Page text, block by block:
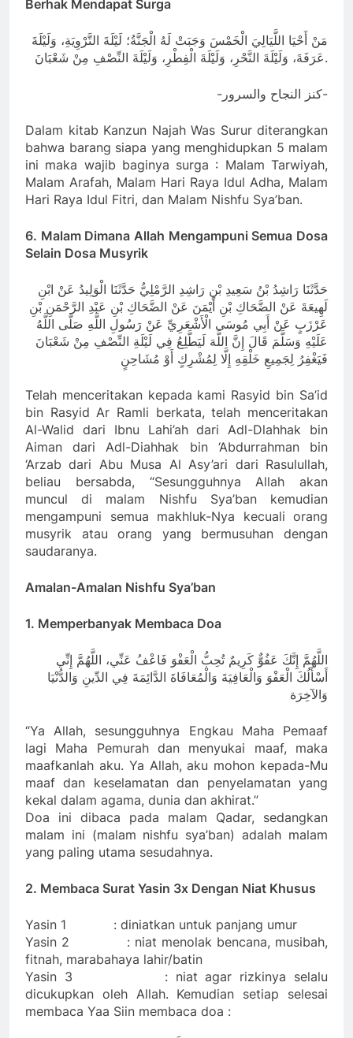
Berhak Mendapat Surga
مَنْ أَحْيَا اللَّيَالِيَ الْخَمْسَ وَجَبَتْ لَهُ الْجَنَّةُ؛ لَيْلَةَ التَّرْوِيَةِ، وَلَيْلَةَ
عَرَفَةَ، وَلَيْلَةَ النَّحْرِ، وَلَيْلَةَ الْفِطْرِ، وَلَيْلَةَ النِّصْفِ مِنْ شَعْبَانَ.
-كنز النجاح والسرور-
Dalam kitab Kanzun Najah Was Surur diterangkan
bahwa barang siapa yang menghidupkan 5 malam
ini maka wajib baginya surga : Malam Tarwiyah,
Malam Arafah, Malam Hari Raya Idul Adha, Malam
Hari Raya Idul Fitri, dan Malam Nishfu Sya’ban.
6. Malam Dimana Allah Mengampuni Semua Dosa
Selain Dosa Musyrik
حَدَّثَنَا رَاشِدُ بْنُ سَعِيدِ بْنِ رَاشِدِ الرَّمْلِيُّ حَدَّثَنَا الْوَلِيدُ عَنْ ابْنِ
لَهِيعَةَ عَنْ الضَّحَاكِ بْنِ أَيْمَنَ عَنْ الضَّحَاكِ بْنِ عَبْدِ الرَّحْمَنِ بْنِ
عَرْزَبٍ عَنْ أَبِي مُوسَى الْأَشْعَرِيِّ عَنْ رَسُولِ اللَّهِ صَلَّى اللَّهُ
عَلَيْهِ وَسَلَّمَ قَالَ إِنَّ اللَّهَ لَيَطَّلِعُ فِي لَيْلَةِ النِّصْفِ مِنْ شَعْبَانَ
فَيَغْفِرُ لِجَمِيعِ خَلْقِهِ إِلَّا لِمُشْرِكٍ أَوْ مُشَاحِنٍ
Telah menceritakan kepada kami Rasyid bin Sa’id
bin Rasyid Ar Ramli berkata, telah menceritakan
Al-Walid dari Ibnu Lahi’ah dari Adl-Dlahhak bin
Aiman dari Adl-Diahhak bin ‘Abdurrahman bin
‘Arzab dari Abu Musa Al Asy’ari dari Rasulullah,
beliau bersabda, “Sesungguhnya Allah akan
muncul di malam Nishfu Sya’ban kemudian
mengampuni semua makhluk-Nya kecuali orang
musyrik atau orang yang bermusuhan dengan
saudaranya.
Amalan-Amalan Nishfu Sya’ban
1. Memperbanyak Membaca Doa
اللَّهُمَّ إِنَّكَ عَفُوٌّ كَرِيمٌ تُحِبُّ الْعَفْوَ فَاعْفُ عَنِّي، اللَّهُمَّ إِنِّي
أَسْأَلُكَ الْعَفْوَ وَالْعَافِيَةَ وَالْمُعَافَاةَ الدَّائِمَةَ فِي الدِّينِ وَالدُّنْيَا
وَالآخِرَة
“Ya Allah, sesungguhnya Engkau Maha Pemaaf
lagi Maha Pemurah dan menyukai maaf, maka
maafkanlah aku. Ya Allah, aku mohon kepada-Mu
maaf dan keselamatan dan penyelamatan yang
kekal dalam agama, dunia dan akhirat.”
Doa ini dibaca pada malam Qadar, sedangkan
malam ini (malam nishfu sya’ban) adalah malam
yang paling utama sesudahnya.
2. Membaca Surat Yasin 3x Dengan Niat Khusus
Yasin 1 : diniatkan untuk panjang umur
Yasin 2 : niat menolak bencana, musibah,
fitnah, marabahaya lahir/batin
Yasin 3 : niat agar rizkinya selalu
dicukupkan oleh Allah. Kemudian setiap selesai
membaca Yaa Siin membaca doa :